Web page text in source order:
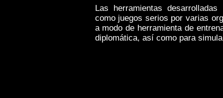
Las herramientas
como juegos serios por varias
a modo de herramienta de
diplomática, así como para